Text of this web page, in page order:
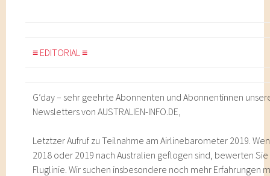
≡ EDITORIAL ≡
G’day – sehr geehrte Abonnenten und Abonnentinnen
Newsletters von AUSTRALIEN-INFO.DE,
Letztzer Aufruf zu Teilnahme am Airlinebarometer 2019.
2018 oder 2019 nach Australien geflogen sind, bewerten
Fluglinie. Wir suchen insbesondere noch mehr Erfahrungen